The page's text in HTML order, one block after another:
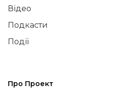
Відео
Подкасти
Події
Про Проект